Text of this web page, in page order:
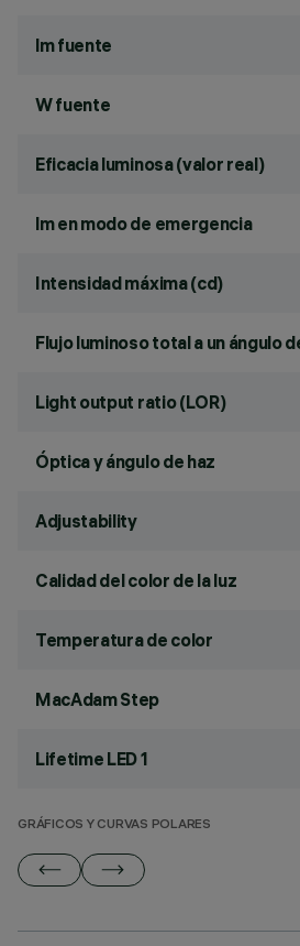
lm fuente
W fuente
Eficacia luminosa (valor real)
lm en modo de emergencia
Intensidad máxima (cd)
Flujo luminoso total a un ángulo
Light output ratio (LOR)
Óptica y ángulo de haz
Adjustability
Calidad del color de la luz
Temperatura de color
MacAdam Step
Lifetime LED 1
GRÁFICOS Y CURVAS POLARES